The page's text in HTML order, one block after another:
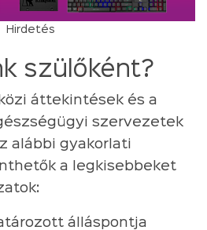
Hirdetés
szülőként?
áttekintések és a
szervezetek
alábbi gyakorlati
a legkisebbeket
álláspontja